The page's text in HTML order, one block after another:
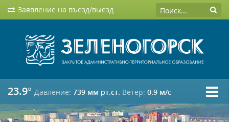
Заявление на въезд/выезд
23.9° Давление: 739 мм рт.ст. Ветер: 0.9 м/c